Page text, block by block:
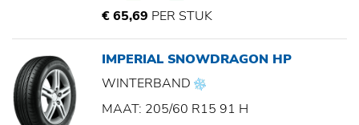
€ 65,69 PER STUK
IMPERIAL SNOWDRAGON HP
WINTERBAND
MAAT: 205/60 R15 91 H